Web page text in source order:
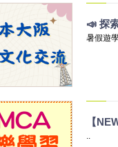
📣 探
暑假遊
【
..